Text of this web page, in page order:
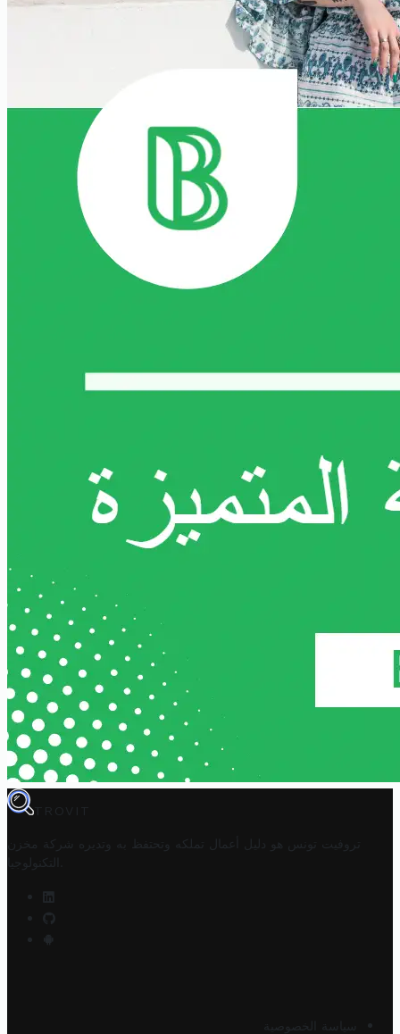
TROVIT
تروفيت تونس هو دليل أعمال تملكه وتحتفظ به وتديره
شركة مخزن
التكنولوجيا
سياسة الخصوصية